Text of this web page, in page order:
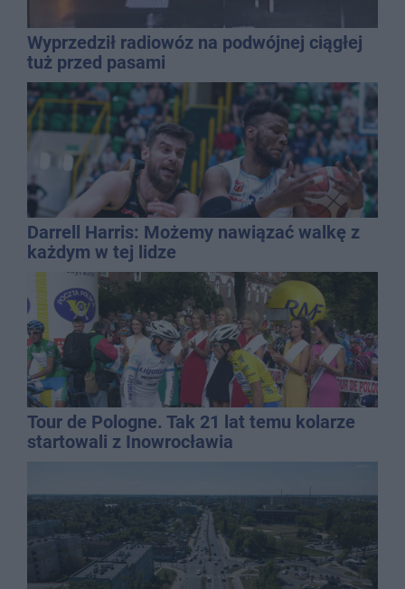
Wyprzedził radiowóz na podwójnej ciągłej
tuż przed pasami
Darrell Harris: Możemy nawiązać walkę z
każdym w tej lidze
Tour de Pologne. Tak 21 lat temu kolarze
startowali z Inowrocławia